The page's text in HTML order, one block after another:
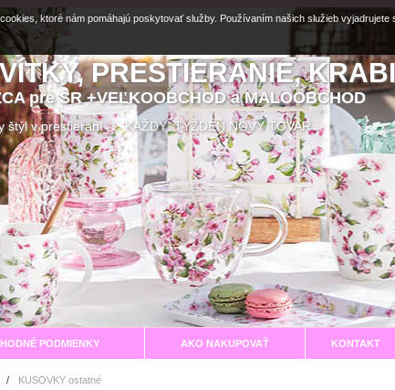
PRESTIERANIE,
pre SR +VEĽKOOBCHOD a MALOOBCHOD
štýl v prestieraní KAŽDÝ TÝŽDEŇ NOVÝ TOVAR
PODMIENKY AKO NAKUPOVAŤ KONTAKT
/ KUSOVKY ostatné
ktoré nám pomáhajú poskytovať služby. Používaním našich služieb vyjadrujete